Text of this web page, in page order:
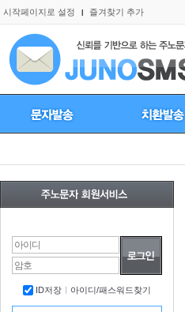
시작페이지로 설정 l 즐겨찾기 추가
ID저장 ㅣ 아이디/패스워드찾기